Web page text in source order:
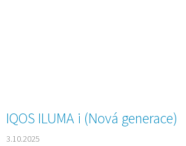
IQOS ILUMA i (Nová generace)
3.10.2025